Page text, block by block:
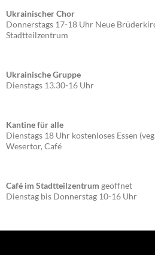
Ukrainischer Chor
Donnerstags 17-18 Uhr Neue
Stadtteilzentrum
Ukrainische Gruppe
Dienstags 13.30-16 Uhr
Kantine für alle
Dienstags 18 Uhr kostenloses Essen
Wesertor, Café
Café im Stadtteilzentrum geöffnet
Dienstag bis Donnerstag 10-16 Uhr